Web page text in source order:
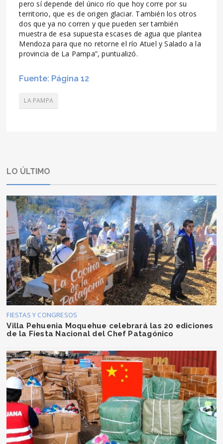
pero sí depende del único río que hoy corre por su
territorio, que es de origen glaciar. También los otros
dos que ya no corren y que pueden ser también
muestra de esa supuesta escases de agua que plantea
Mendoza para que no retorne el río Atuel y Salado a la
provincia de La Pampa”, puntualizó.
Fuente: Página 12
LA PAMPA
LO ÚLTIMO
FIESTAS Y CONGRESOS
Villa Pehuenia Moquehue celebrará las 20 ediciones
de la Fiesta Nacional del Chef Patagónico